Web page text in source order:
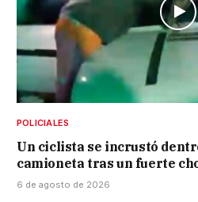
POLICIALES
Un ciclista se incrustó
camioneta tras un fuerte
6 de agosto de 2026